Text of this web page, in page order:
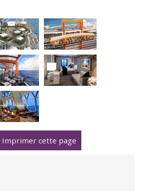
Imprimer cette page